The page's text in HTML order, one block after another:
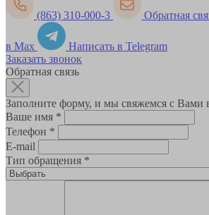
(863) 310-000-3 Обратная
в Max
Написать в Telegram
Заказать звонок
Обратная связь
Заполните форму, и мы свяжемся с Вами
Ваше имя *
Телефон *
E-mail
Тип обращения *